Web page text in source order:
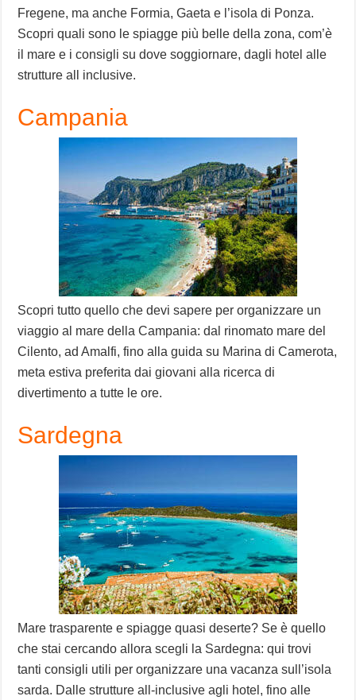
Fregene, ma anche Formia, Gaeta e l’isola di Ponza.
Scopri quali sono le spiagge più belle della zona, com’è
il mare e i consigli su dove soggiornare, dagli hotel alle
strutture all inclusive.
Campania
Scopri tutto quello che devi sapere per organizzare un
viaggio al mare della Campania: dal rinomato mare del
Cilento, ad Amalfi, fino alla guida su Marina di Camerota,
meta estiva preferita dai giovani alla ricerca di
divertimento a tutte le ore.
Sardegna
Mare trasparente e spiagge quasi deserte? Se è quello
che stai cercando allora scegli la Sardegna: qui trovi
tanti consigli utili per organizzare una vacanza sull’isola
sarda. Dalle strutture all-inclusive agli hotel, fino alle